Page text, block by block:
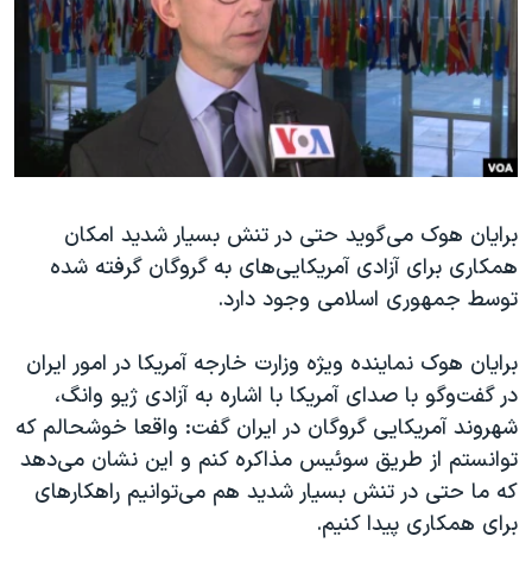
فرهنگ و زندگی
حقوق شهروندی
اقتصادی
علم و فناوری
گالری عکس
آرشیو پخش زنده
مستندها
انتخابات ریاست جمهوری آمریکا ۲۰۲۴
حمله جمهوری اسلامی به اسرائیل
رمز مهسا
اعتراضات زن، زندگی، آزادی
مجموعه مستندهای دادخواهی
دادگاه حمید نوری
چهل سال گروگان‌گیری
قانون شفافیت دارائی کادر رهبری ایران
اعتراضات مردمی آبان ۹۸
اسرائیل در جنگ
دنبال کنید
زبانهای مختلف
برایان هوک می‌گوید حتی در تنش بسیار شدید امکان
همکاری برای آزادی آمریکایی‌های به گروگان گرفته شده
توسط جمهوری اسلامی وجود دارد.
برایان هوک نماینده ویژه وزارت خارجه آمریکا در امور ایران
در گفت‌وگو با صدای آمریکا با اشاره به آزادی ژیو وانگ،
شهروند آمریکایی گروگان در ایران گفت: واقعا خوشحالم که
توانستم از طریق سوئیس مذاکره کنم و این نشان می‌دهد
که ما حتی در تنش بسیار شدید هم می‌توانیم راهکارهای
برای همکاری پیدا کنیم.